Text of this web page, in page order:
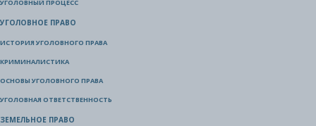
УГОЛОВНЫЙ ПРОЦЕСС
УГОЛОВНОЕ ПРАВО
ИСТОРИЯ УГОЛОВНОГО ПРАВА
КРИМИНАЛИСТИКА
ОСНОВЫ УГОЛОВНОГО ПРАВА
УГОЛОВНАЯ ОТВЕТСТВЕННОСТЬ
ЗЕМЕЛЬНОЕ ПРАВО